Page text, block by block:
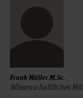
Frank Müller M.Sc.
Wissenschaftlicher